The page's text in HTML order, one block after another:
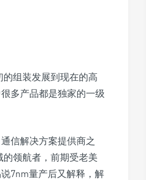
组装发展到现在的高
多产品都是独家的一级
信解决方案提供商之
领航者，前期受老美
7nm量产后又解释，解